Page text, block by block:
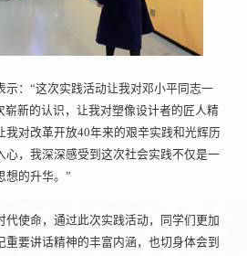
示：“这次实践活动让我对邓小平同志一
崭新的认识，让我对塑像设计者的匠人精
我对改革开放40年来的艰辛实践和光辉历
心，我深深感受到这次社会实践不仅是一
想的升华。”
代使命，通过此次实践活动，同学们更加
要讲话精神的丰富内涵，也切身体会到